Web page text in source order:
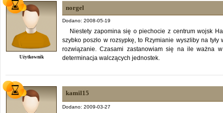
Użytkownik
norgel
Dodano: 2008-05-19
Niestety zapomina się o piechocie z centrum wojsk
szybko poszło w rozsypkę, to Rzymianie wyszliby na
rozwiązanie. Czasami zastanowiam się na ile ważna
determinacja walczących jednostek.
kamil15
Dodano: 2009-03-27